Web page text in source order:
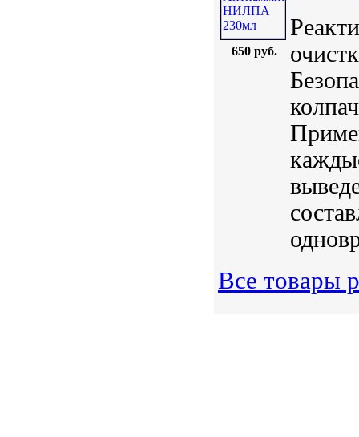
650 руб.
Все товары